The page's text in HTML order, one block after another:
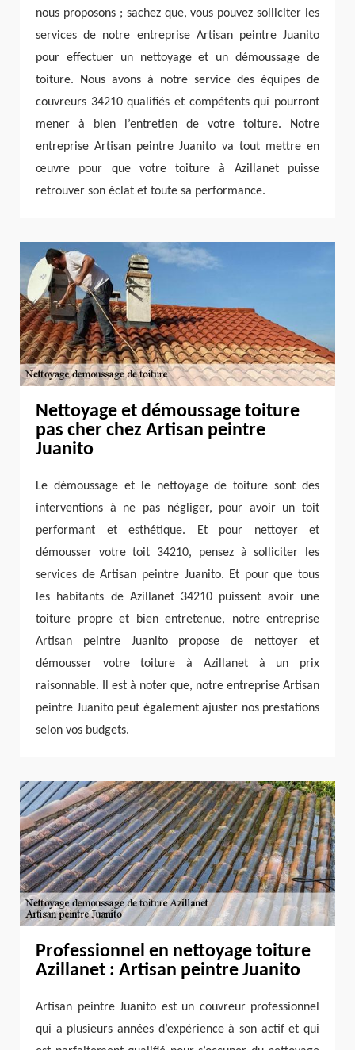
nous proposons ; sachez que, vous pouvez solliciter les
services de notre entreprise Artisan peintre Juanito
pour effectuer un nettoyage et un démoussage de
toiture. Nous avons à notre service des équipes de
couvreurs 34210 qualifiés et compétents qui pourront
mener à bien l’entretien de votre toiture. Notre
entreprise Artisan peintre Juanito va tout mettre en
œuvre pour que votre toiture à Azillanet puisse
retrouver son éclat et toute sa performance.
Nettoyage et démoussage toiture
pas cher chez Artisan peintre
Juanito
Le démoussage et le nettoyage de toiture sont des
interventions à ne pas négliger, pour avoir un toit
performant et esthétique. Et pour nettoyer et
démousser votre toit 34210, pensez à solliciter les
services de Artisan peintre Juanito. Et pour que tous
les habitants de Azillanet 34210 puissent avoir une
toiture propre et bien entretenue, notre entreprise
Artisan peintre Juanito propose de nettoyer et
démousser votre toiture à Azillanet à un prix
raisonnable. Il est à noter que, notre entreprise Artisan
peintre Juanito peut également ajuster nos prestations
selon vos budgets.
Professionnel en nettoyage toiture
Azillanet : Artisan peintre Juanito
Artisan peintre Juanito est un couvreur professionnel
qui a plusieurs années d’expérience à son actif et qui